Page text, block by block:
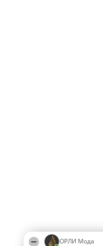
ОРЛИ Мода